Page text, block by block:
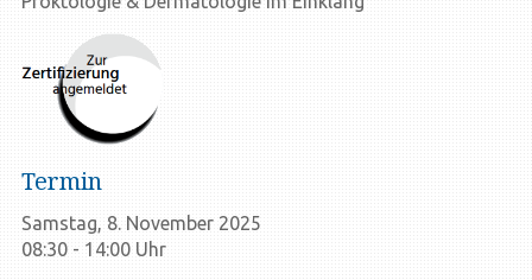
Termin
Samstag, 8. November 2025
08:30 - 14:00 Uhr